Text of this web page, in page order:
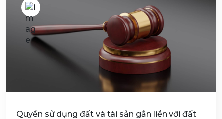
Quyền sử dụng đất và tài sản gắn liền với đất